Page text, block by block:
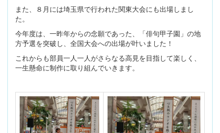
また、８月には埼玉県で行われた関東大会にも出場しまし
た。
今年度は、一昨年からの念願であった、「俳句甲子園」の地
方予選を突破し、全国大会への出場が叶いました！
これからも部員一人一人がさらなる高見を目指して楽しく、
一生懸命に制作に取り組んでいきます。